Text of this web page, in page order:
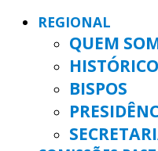
REGIONAL
QUEM
HISTÓRICO
BISPOS